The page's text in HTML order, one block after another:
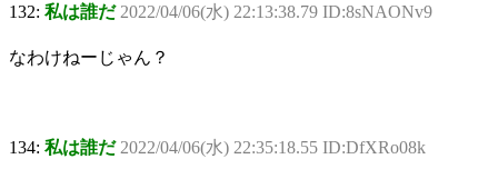
132: 私は誰だ 2022/04/06(水) 22:13:38.79 ID:8sNAONv9
なわけねーじゃん？
134: 私は誰だ 2022/04/06(水) 22:35:18.55 ID:DfXRo08k